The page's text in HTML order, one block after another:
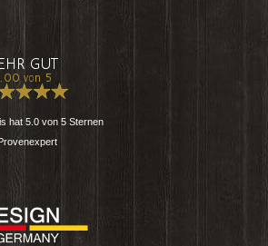
hat 5.0 von 5 Sternen